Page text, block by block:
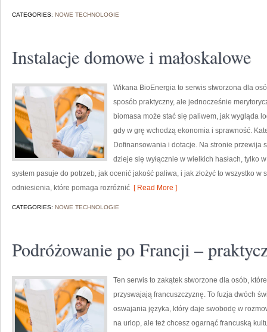
CATEGORIES: NOWE TECHNOLOGIE
Instalacje domowe i małoskalowe
Wikana BioEnergia to serwis stworzona dla
sposób praktyczny, ale jednocześnie
biomasa może stać się paliwem, jak wygląda
gdy w grę wchodzą ekonomia i sprawność.
Dofinansowania i dotacje. Na stronie przewija
dzieje się wyłącznie w wielkich hasłach, tylko
system pasuje do potrzeb, jak ocenić jakość paliwa, i jak złożyć to wszystko w
odniesienia, które pomaga rozróżnić [ Read More ]
CATEGORIES: NOWE TECHNOLOGIE
Podróżowanie po Francji –
Ten serwis to zakątek stworzone dla osób,
przyswajają francuszczyznę. To fuzja dwóch
oswajania języka, który daje swobodę w
na urlop, ale też chcesz ogarnąć francuską